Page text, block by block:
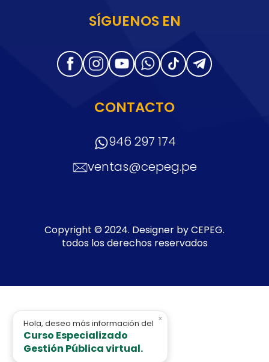
×
Hola, deseo más información del
Curso Especializado
Gestión Pública virtual.
SÍGUENOS EN
CONTACTO
946 297 174
ventas@cepeg.pe
Copyright © 2024. Designer by CEPEG.
todos los derechos reservados